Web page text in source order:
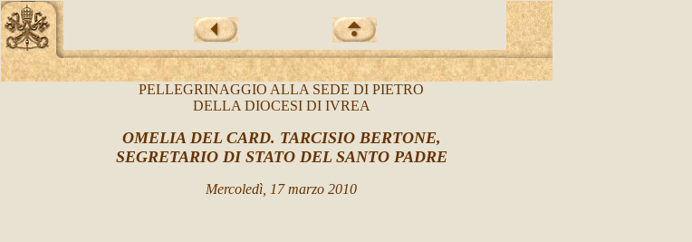
PELLEGRINAGGIO ALLA SEDE DI PIETRO
DELLA DIOCESI DI IVREA
OMELIA DEL CARD. TARCISIO BERTONE,
SEGRETARIO DI STATO DEL SANTO PADRE
Mercoledì, 17 marzo 2010